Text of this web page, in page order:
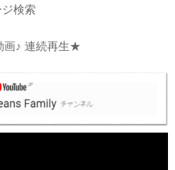
検索
画♪ 連続再生★